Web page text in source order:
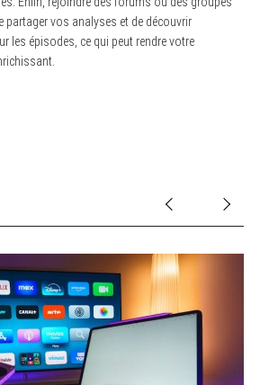
partager vos analyses et de découvrir
les épisodes, ce qui peut rendre votre